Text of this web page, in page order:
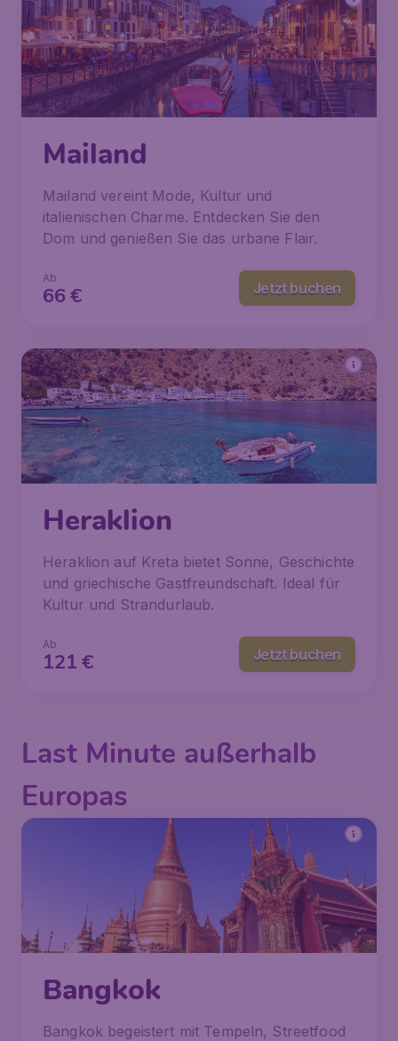
Mailand
Mailand vereint Mode, Kultur und
italienischen Charme. Entdecken Sie den
Dom und genießen Sie das urbane Flair.
€
66
Ab
Jetzt buchen
Heraklion
Heraklion auf Kreta bietet Sonne, Geschichte
und griechische Gastfreundschaft. Ideal für
Kultur und Strandurlaub.
€
121
Ab
Jetzt buchen
Last Minute außerhalb
Europas
Bangkok
Bangkok begeistert mit Tempeln, Streetfood